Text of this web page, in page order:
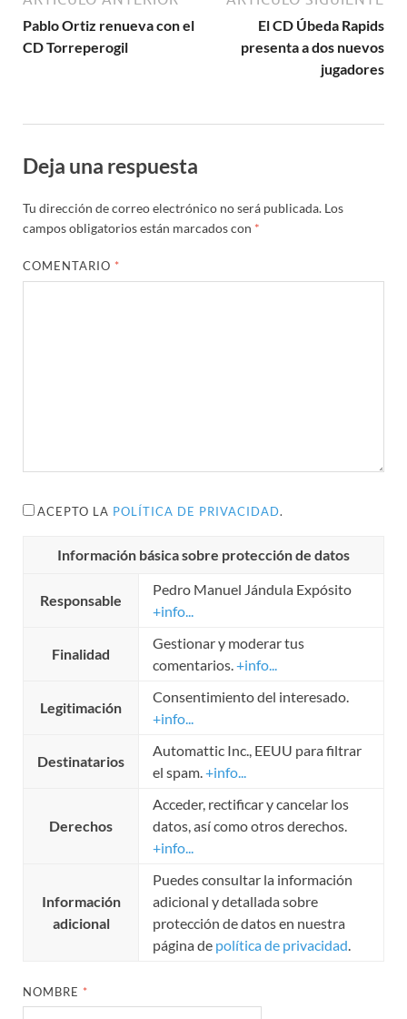
Pablo Ortiz renueva con el
CD Torreperogil
El CD Úbeda Rapids
presenta a dos nuevos
jugadores
Deja una respuesta
Tu dirección de correo electrónico no será publicada. Los
campos obligatorios están marcados con *
COMENTARIO *
ACEPTO LA POLÍTICA DE PRIVACIDAD.
Información básica sobre protección de datos
Responsable
Pedro Manuel Jándula Expósito
+info...
Finalidad
Gestionar y moderar tus
comentarios. +info...
Legitimación
Consentimiento del interesado.
+info...
Destinatarios
Automattic Inc., EEUU para filtrar
el spam. +info...
Derechos
Acceder, rectificar y cancelar los
datos, así como otros derechos.
+info...
Información
adicional
Puedes consultar la información
adicional y detallada sobre
protección de datos en nuestra
página de política de privacidad
NOMBRE *